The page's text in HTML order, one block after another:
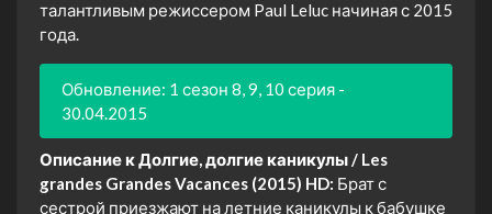
талантливым режиссером Paul Leluc начиная с 2015
года.
Обновление: 1 сезон 8, 9, 10 серия -
30.04.2015
Описание к Долгие, долгие каникулы / Les
grandes Grandes Vacances (2015) HD: Брат с
сестрой приезжают на летние каникулы к бабушке